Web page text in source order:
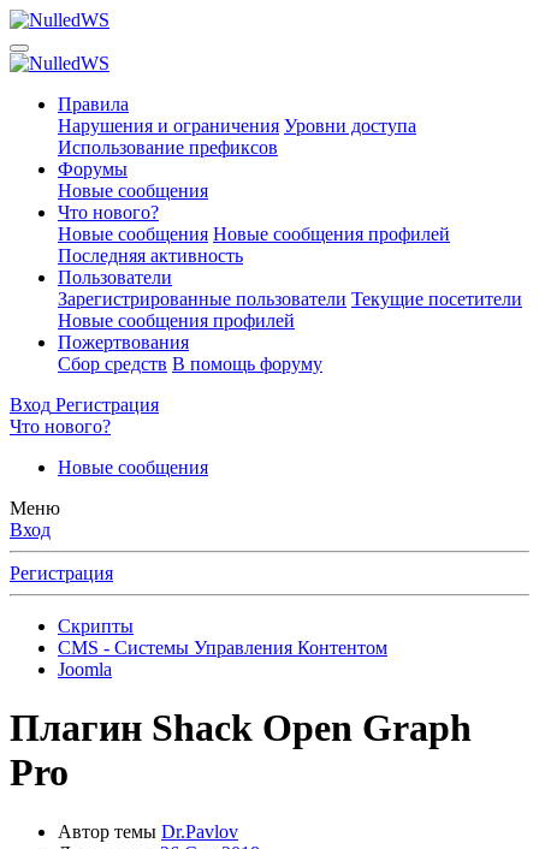
Правила
Нарушения и ограничения Уровни доступа
Использование префиксов
Форумы
Новые сообщения
Что нового?
Новые сообщения Новые сообщения профилей
Последняя активность
Пользователи
Зарегистрированные пользователи Текущие посетители
Новые сообщения профилей
Пожертвования
Сбор средств В помощь форуму
Вход Регистрация
Что нового?
Новые сообщения
Меню
Вход
Регистрация
Скрипты
CMS - Системы Управления Контентом
Joomla
Плагин Shack Open Graph
Pro
Автор темы Dr.Pavlov